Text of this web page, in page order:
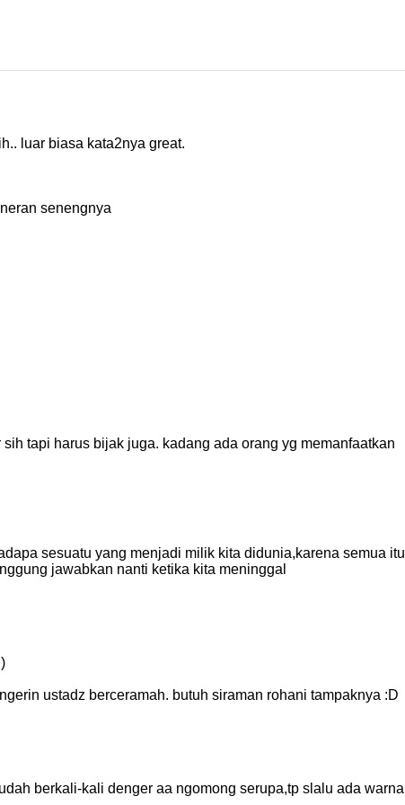
luar biasa kata2nya great.
senengnya
tapi harus bijak juga. kadang ada orang yg memanfaatkan
sesuatu yang menjadi milik kita didunia,karena semua itu
jawabkan nanti ketika kita meninggal
ustadz berceramah. butuh siraman rohani tampaknya :D
berkali-kali denger aa ngomong serupa,tp slalu ada warna